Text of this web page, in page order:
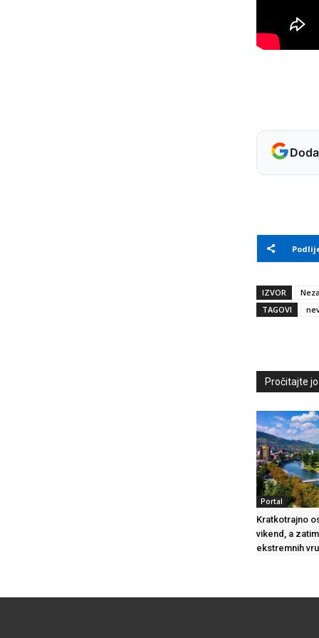
IZVOR
TAGOVI
Pročitajte
Portal
Kratkotrajno
vikend, a
ekstremnih